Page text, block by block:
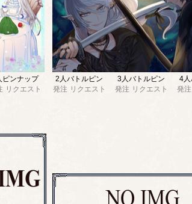
ピンナップ
リクエスト
2人バトルピン
発注 リクエスト
3人バトルピン
発注 リクエスト
4人
発注